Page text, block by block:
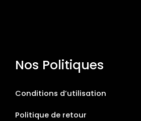
Nos Politiques
Conditions d’utilisation
Politique de retour